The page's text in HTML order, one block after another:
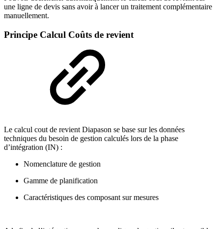
une ligne de devis sans avoir à lancer un traitement complémentaire
manuellement.
Principe Calcul Coûts de revient
Le calcul cout de revient Diapason se base sur les données
techniques du besoin de gestion calculés lors de la phase
d’intégration (IN) :
Nomenclature de gestion
Gamme de planification
Caractéristiques des composant sur mesures